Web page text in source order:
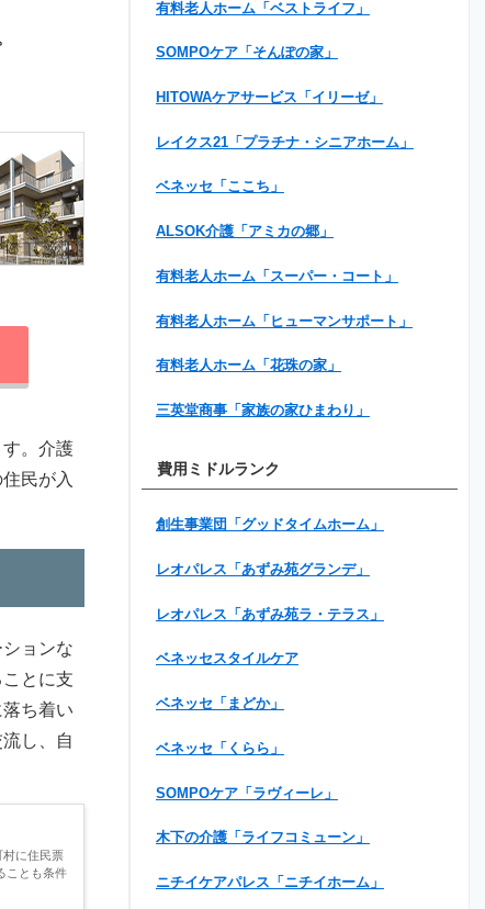
。介護
民が入
ョンな
とに支
ち着い
し、自
村に住民票
ことも条件
有料老人ホーム「ベストライフ」
SOMPOケア「そんぽの家」
HITOWAケアサービス「イリーゼ」
レイクス21「プラチナ・シニアホーム」
ベネッセ「ここち」
ALSOK介護「アミカの郷」
有料老人ホーム「スーパー・コート」
有料老人ホーム「ヒューマンサポート」
有料老人ホーム「花珠の家」
三英堂商事「家族の家ひまわり」
費用ミドルランク
創生事業団「グッドタイムホーム」
レオパレス「あずみ苑グランデ」
レオパレス「あずみ苑ラ・テラス」
ベネッセスタイルケア
ベネッセ「まどか」
ベネッセ「くらら」
SOMPOケア「ラヴィーレ」
木下の介護「ライフコミューン」
ニチイケアパレス「ニチイホーム」